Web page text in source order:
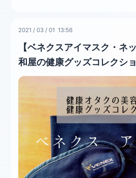
2021 /03 /01 13:56
【ベネクスアイマスク・ネ
和屋の健康グッズコレク